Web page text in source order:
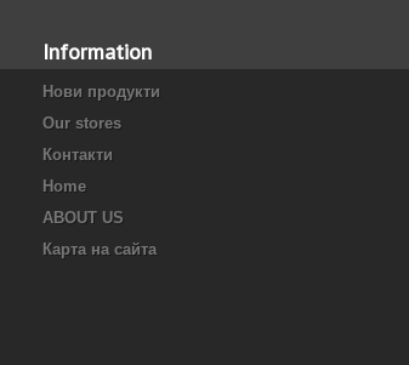
Information
Нови продукти
Our stores
Контакти
Home
ABOUT US
Карта на сайта